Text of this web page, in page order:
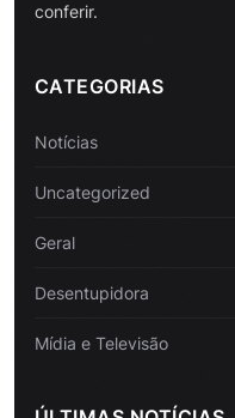
conferir.
CATEGORIAS
Notícias
Uncategorized
Geral
Desentupidora
Mídia e Televisão